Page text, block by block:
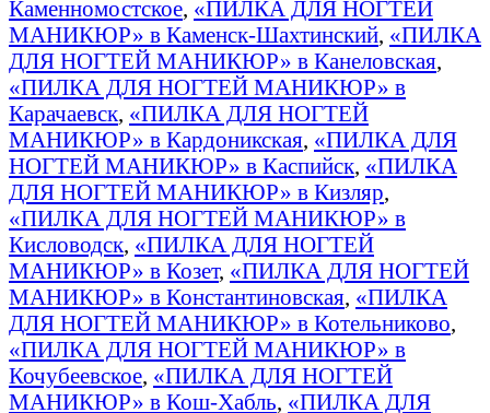
Каменномостское, «ПИЛКА ДЛЯ НОГТЕЙ
МАНИКЮР» в Каменск-Шахтинский, «ПИЛКА
ДЛЯ НОГТЕЙ МАНИКЮР» в Канеловская,
«ПИЛКА ДЛЯ НОГТЕЙ МАНИКЮР» в
Карачаевск, «ПИЛКА ДЛЯ НОГТЕЙ
МАНИКЮР» в Кардоникская, «ПИЛКА ДЛЯ
НОГТЕЙ МАНИКЮР» в Каспийск, «ПИЛКА
ДЛЯ НОГТЕЙ МАНИКЮР» в Кизляр,
«ПИЛКА ДЛЯ НОГТЕЙ МАНИКЮР» в
Кисловодск, «ПИЛКА ДЛЯ НОГТЕЙ
МАНИКЮР» в Козет, «ПИЛКА ДЛЯ НОГТЕЙ
МАНИКЮР» в Константиновская, «ПИЛКА
ДЛЯ НОГТЕЙ МАНИКЮР» в Котельниково,
«ПИЛКА ДЛЯ НОГТЕЙ МАНИКЮР» в
Кочубеевское, «ПИЛКА ДЛЯ НОГТЕЙ
МАНИКЮР» в Кош-Хабль, «ПИЛКА ДЛЯ